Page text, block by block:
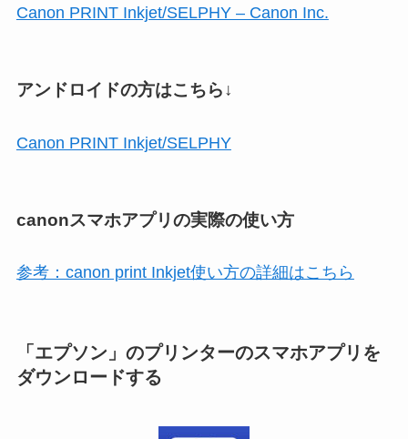
Canon PRINT Inkjet/SELPHY – Canon Inc.
アンドロイドの方はこちら↓
Canon PRINT Inkjet/SELPHY
canonスマホアプリの実際の使い方
参考：canon print Inkjet使い方の詳細はこちら
「エプソン」のプリンターのスマホアプリを
ダウンロードする